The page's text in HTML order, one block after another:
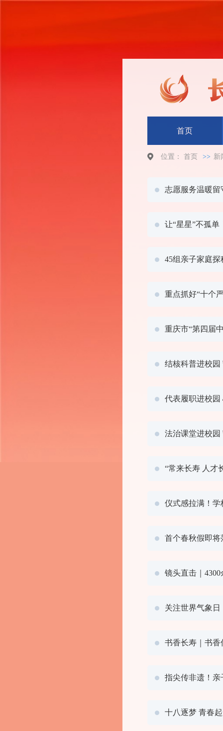
首页
位置： 首页 >> 新
志愿服务温暖留
让“星星”不孤
45组亲子家庭
重点抓好“十个
重庆市“第四届
结核科普进校园
代表履职进校园
法治课堂进校
“常来长寿 人才
仪式感拉满！
首个春秋假即
镜头直击｜
关注世界气象
书香长寿｜书香
指尖传非遗！
十八逐梦 青春